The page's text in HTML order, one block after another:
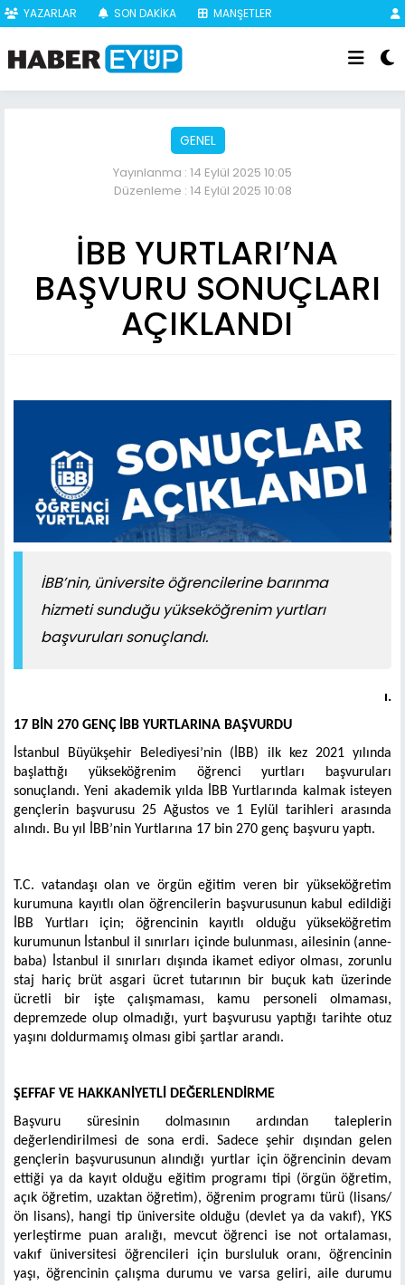
YAZARLAR SON DAKİKA MANŞETLER
GENEL
Yayınlanma : 14 Eylül 2025 10:05
Düzenleme : 14 Eylül 2025 10:08
İBB YURTLARI’NA
BAŞVURU SONUÇLARI
AÇIKLANDI
İBB’nin, üniversite öğrencilerine barınma
hizmeti sunduğu yükseköğrenim yurtları
başvuruları sonuçlandı.
ı.
17 BİN 270 GENÇ İBB YURTLARINA BAŞVURDU
İstanbul Büyükşehir Belediyesi’nin (İBB) ilk kez 2021 yılında
başlattığı yükseköğrenim öğrenci yurtları başvuruları
sonuçlandı. Yeni akademik yılda İBB Yurtlarında kalmak isteyen
gençlerin başvurusu 25 Ağustos ve 1 Eylül tarihleri arasında
alındı. Bu yıl İBB’nin Yurtlarına 17 bin 270 genç başvuru yaptı.
T.C. vatandaşı olan ve örgün eğitim veren bir yükseköğretim
kurumuna kayıtlı olan öğrencilerin başvurusunun kabul edildiği
İBB Yurtları için; öğrencinin kayıtlı olduğu yükseköğretim
kurumunun İstanbul il sınırları içinde bulunması, ailesinin (anne-
baba) İstanbul il sınırları dışında ikamet ediyor olması, zorunlu
staj hariç brüt asgari ücret tutarının bir buçuk katı üzerinde
ücretli bir işte çalışmaması, kamu personeli olmaması,
depremzede olup olmadığı, yurt başvurusu yaptığı tarihte otuz
yaşını doldurmamış olması gibi şartlar arandı.
ŞEFFAF VE HAKKANİYETLİ DEĞERLENDİRME
Başvuru süresinin dolmasının ardından taleplerin
değerlendirilmesi de sona erdi. Sadece şehir dışından gelen
gençlerin başvurusunun alındığı yurtlar için öğrencinin devam
ettiği ya da kayıt olduğu eğitim programı tipi (örgün öğretim,
açık öğretim, uzaktan öğretim), öğrenim programı türü (lisans/
ön lisans), hangi tip üniversite olduğu (devlet ya da vakıf), YKS
yerleştirme puan aralığı, mevcut öğrenci ise not ortalaması,
vakıf üniversitesi öğrencileri için bursluluk oranı, öğrencinin
yaşı, öğrencinin çalışma durumu ve varsa geliri, aile durumu